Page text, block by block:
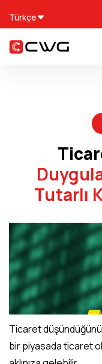
Türkçe
Tutarlı
Ticaret
bir piyasada ticaret